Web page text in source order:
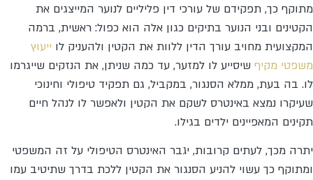
מתוקף כך, תפקידם של עורכי דין פליליים לנוער המייצגים את
הקטינים ובני הנוער בתיקים כגון אלה הוא כפול: ראשית, ברמה
המקצועית מחויב עורך הדין ללוות את הקטין ולהעניק לו ייעוץ
משפטי מקיף שיסייע לו למזער, עד כמה שניתן, את הנזקים שייגרמו
לו. בה בעת, ממלא הסנגור, במקביל, גם תפקיד טיפולי וחינוכי
שעיקרו נמצא באינטרס לשקם את הקטין ולאפשר לו לנהל חיים
תקינים המאפיינים ילדים בגילו.
יתרה מכך, לעתים קרובות, יגבר האינטרס הטיפולי על זה המשפטי
ומתוקף כך עשוי להניע הסנגור את הקטין ללכת בדרך שתיטיב עמו